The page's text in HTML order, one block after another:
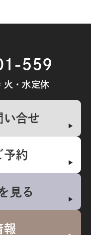
559
火・水定休
い合せ
予約
見る
報